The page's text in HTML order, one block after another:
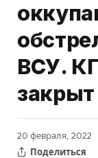
ВСУ.
закрыт
20 февраля, 2022
Поделиться